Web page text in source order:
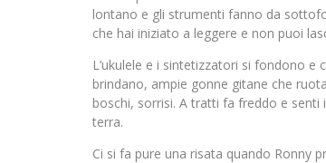
lontano e gli strumenti fanno da
che hai iniziato a leggere e non puoi
L’ukulele e i sintetizzatori si fondono
brindano, ampie gonne gitane che
boschi, sorrisi. A tratti fa freddo e
terra.
Ci si fa pure una risata quando Ronny